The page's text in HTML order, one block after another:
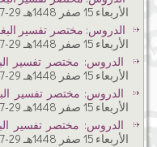
الأربعاء 15 صفر 1448هـ 29-7-2026م
الدروس: مختصر تفسير
الأربعاء 15 صفر 1448هـ 29-7-2026م
الدروس: مختصر تفسير
الأربعاء 15 صفر 1448هـ 29-7-2026م
الدروس: مختصر تفسير
الأربعاء 15 صفر 1448هـ 29-7-2026م
الدروس: مختصر تفسير
الأربعاء 15 صفر 1448هـ 29-7-2026م